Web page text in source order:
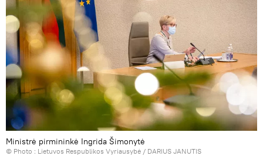
Ministrė pirmininkė Ingrida Šimonytė
© Photo : Lietuvos Respublikos Vyriausybė / DARIUS JANUTIS